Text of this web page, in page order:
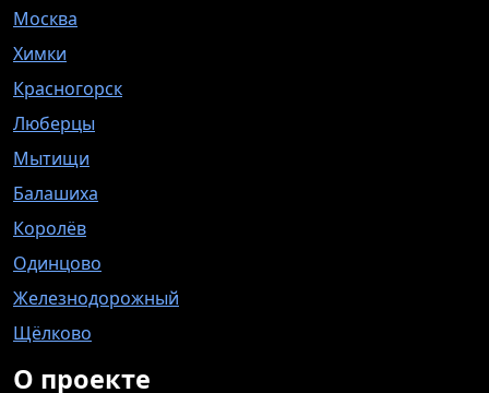
Москва
Химки
Красногорск
Люберцы
Мытищи
Балашиха
Королёв
Одинцово
Железнодорожный
Щёлково
О проекте